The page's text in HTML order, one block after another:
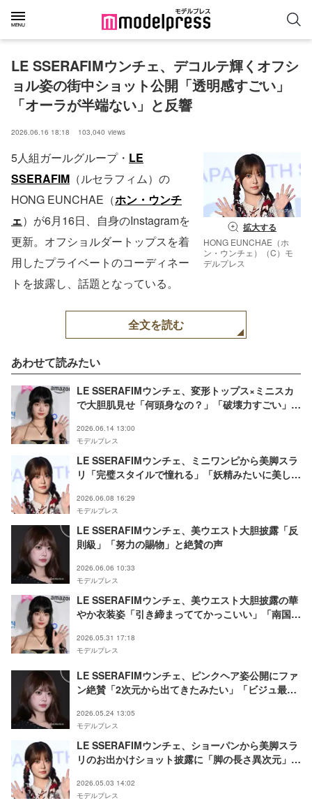
LE SSERAFIMウンチェ、デコルテ輝くオフシ
ョル姿の街中ショット公開「透明感すごい」
「オーラが半端ない」と反響
2026.06.16 18:18 103,040 views
拡大する
HONG EUNCHAE（ホ
ン・ウンチェ）（C）モ
デルプレス
5人組ガールグループ・ LE
SSERAFIM （ルセラフィム）の
HONG EUNCHAE（ホン・ウンチ
ェ）が6月16日、自身のInstagramを
更新。オフショルダートップスを着
用したプライベートのコーディネー
トを披露し、話題となっている。
全文を読む
あわせて読みたい
LE SSERAFIMウンチェ、変形トップス×ミニスカ
で大胆肌見せ「何頭身なの？」「破壊力すごい」と
2026.06.14 13:00
モデルプレス
LE SSERAFIMウンチェ、ミニワンピから美脚スラ
リ「完璧スタイルで憧れる」「妖精みたいに美し
2026.06.08 16:29
モデルプレス
LE SSERAFIMウンチェ、美ウエスト大胆披露「反
則級」「努力の賜物」と絶賛の声
2026.06.06 10:33
モデルプレス
LE SSERAFIMウンチェ、美ウエスト大胆披露の華
やか衣装姿「引き締まっててかっこいい」「南国の
2026.05.31 17:18
モデルプレス
LE SSERAFIMウンチェ、ピンクヘア姿公開にファ
ン絶賛「2次元から出てきたみたい」「ビジュ最
2026.05.24 13:05
モデルプレス
LE SSERAFIMウンチェ、ショーパンから美脚スラ
リのお出かけショット披露に「脚の長さ異次元」
2026.05.03 14:02
モデルプレス